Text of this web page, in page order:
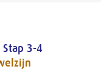
Stap 3-4